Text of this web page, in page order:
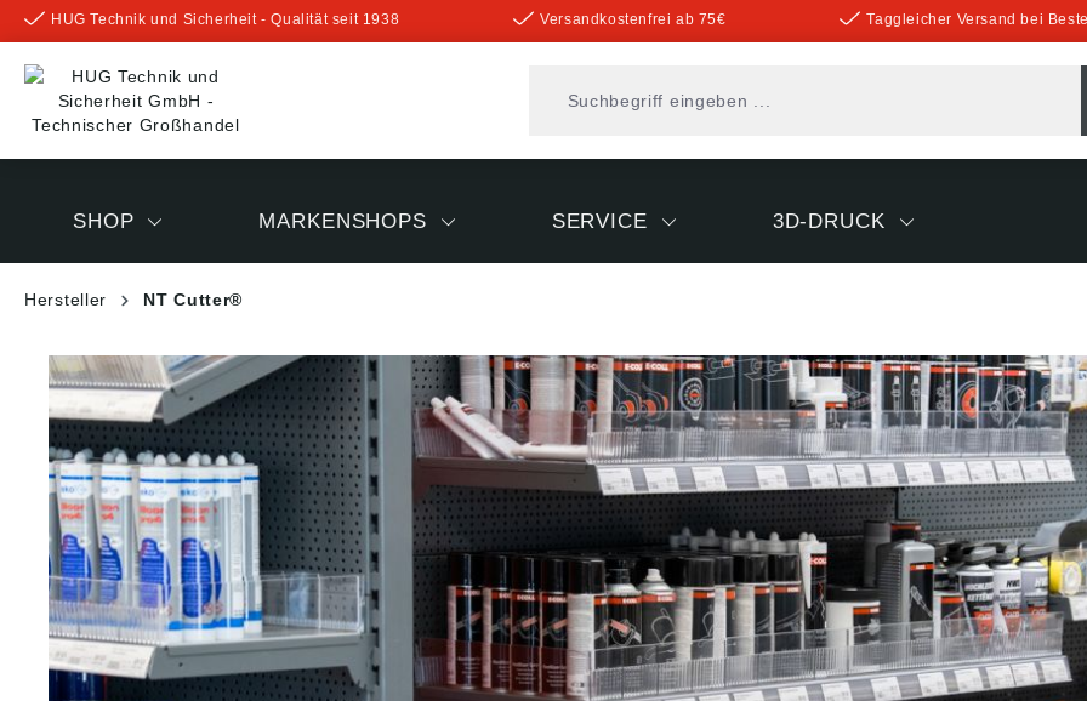
springen
HUG Technik und Sicherheit - Qualität seit 1938 Versandkostenfrei ab 75€ Taggleicher Versand bei
SHOP MARKENSHOPS SERVICE 3D-DRUCK
Hersteller NT Cutter®